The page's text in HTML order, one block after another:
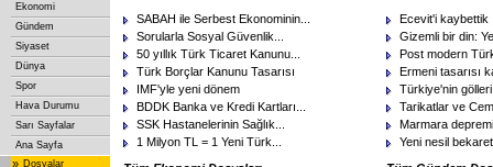
Ekonomi
Gündem
Siyaset
Dünya
Spor
Hava Durumu
Sarı Sayfalar
Ana Sayfa
» Dosyalar
SABAH ile Serbest Ekonominin...
Sorularla Sosyal Güvenlik...
50 yıllık Türk Ticaret Kanunu...
Türk Borçlar Kanunu Tasarısı
IMF'yle yeni dönem
BDDK Banka ve Kredi Kartları...
SSK Hastanelerinin Sağlık...
1 Milyon TL = 1 Yeni Türk...
Ecevit'i kaybettik
Gizemli bir din:
Post modern
Ermeni tasarısı
Türkiye'nin
Tarikatlar ve
Marmara
Yeni nesil bekaret